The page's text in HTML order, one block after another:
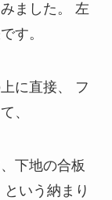
ました。 左
す。
に直接、 フ
、
下地の合板
いう納まり